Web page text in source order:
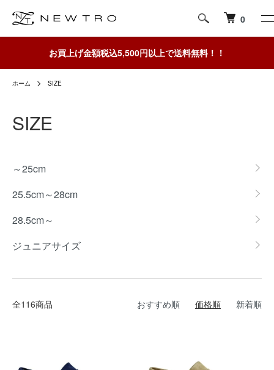
0
お買上げ金額税込5,500円以上で送料無料！！
ホーム SIZE
SIZE
～25cm
25.5cm～28cm
28.5cm～
ジュニアサイズ
全116商品 おすすめ順 価格順 新着順